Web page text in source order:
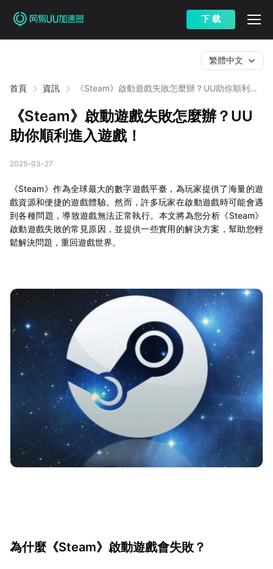
下 载
首頁 資訊
《Steam》啟動遊戲失敗怎麼辦？UU助你順利進
繁體中文
《Steam》啟動遊戲失敗怎麼辦？UU
助你順利進入遊戲！
2025-03-27
《Steam》作為全球最大的數字遊戲平臺，為玩家提供了海量的遊
戲資源和便捷的遊戲體驗。然而，許多玩家在啟動遊戲時可能會遇
到各種問題，導致遊戲無法正常執行。本文將為您分析《Steam》
啟動遊戲失敗的常見原因，並提供一些實用的解決方案，幫助您輕
鬆解決問題，重回遊戲世界。
為什麼《Steam》啟動遊戲會失敗？